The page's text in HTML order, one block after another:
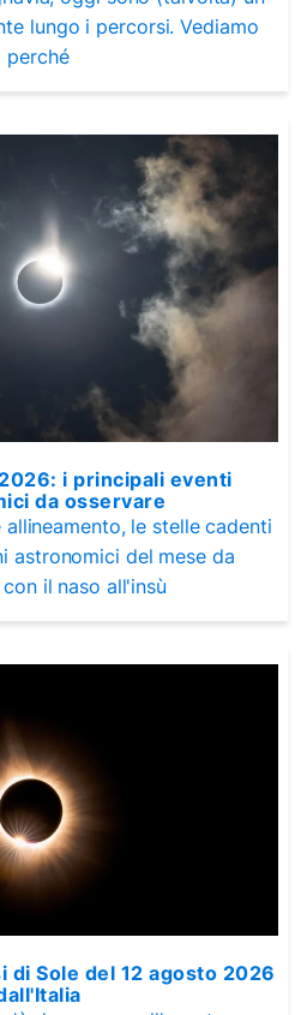
lungo i percorsi. Vediamo
perché
i principali eventi
da osservare
allineamento, le stelle cadenti
astronomici del mese da
il naso all'insù
di Sole del 12 agosto 2026